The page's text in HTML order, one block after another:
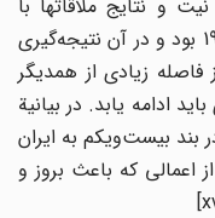
و نتایج ملاقاتها با
ایران و عراق از ژوئن تا اکتبر 1982 بود و در آن نتیجه‌گیری
زیادی از همدیگر
ادامه یابد. در بیانیة
بیست‌ویکم به ایران
که باعث بروز و